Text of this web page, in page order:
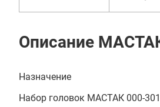
Описание
Назначение
Набор головок МАСТАК 000-